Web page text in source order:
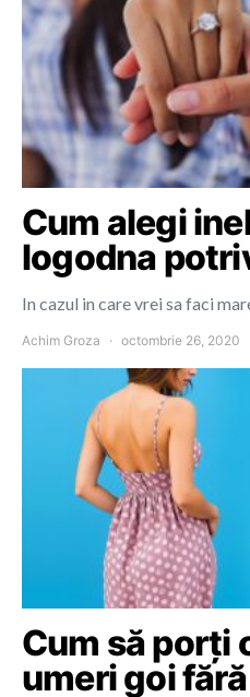
Cum alegi
logodna
In cazul in care vrei sa faci
Achim Groza octombrie 26, 2020
Cum să porți
umeri goi